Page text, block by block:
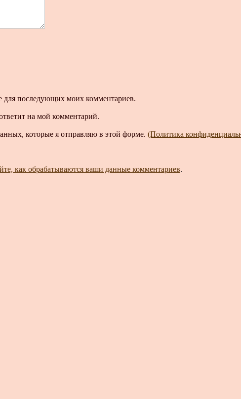
для последующих моих комментариев.
на мой комментарий.
которые я отправляю в этой форме. (Политика
как обрабатываются ваши данные комментариев.